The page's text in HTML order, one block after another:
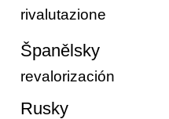
rivalutazione
Španělsky
revalorización
Rusky